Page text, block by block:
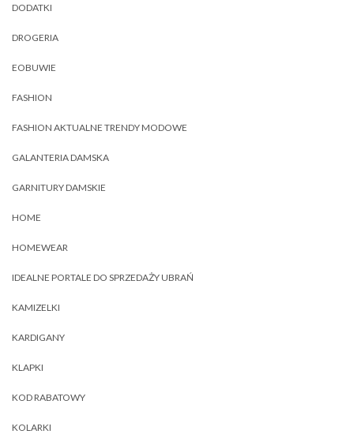
DODATKI
DROGERIA
EOBUWIE
FASHION
FASHION AKTUALNE TRENDY MODOWE
GALANTERIA DAMSKA
GARNITURY DAMSKIE
HOME
HOMEWEAR
IDEALNE PORTALE DO SPRZEDAŻY UBRAŃ
KAMIZELKI
KARDIGANY
KLAPKI
KOD RABATOWY
KOLARKI